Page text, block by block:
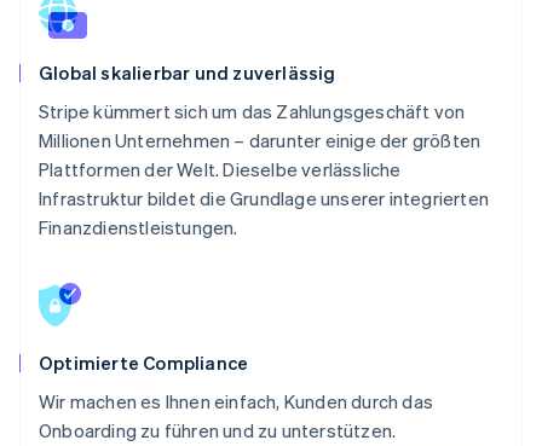
Global skalierbar und zuverlässig
Stripe kümmert sich um das Zahlungsgeschäft von
Millionen Unternehmen – darunter einige der größten
Plattformen der Welt. Dieselbe verlässliche
Infrastruktur bildet die Grundlage unserer integrierten
Finanzdienstleistungen.
Optimierte Compliance
Wir machen es Ihnen einfach, Kunden durch das
Onboarding zu führen und zu unterstützen.